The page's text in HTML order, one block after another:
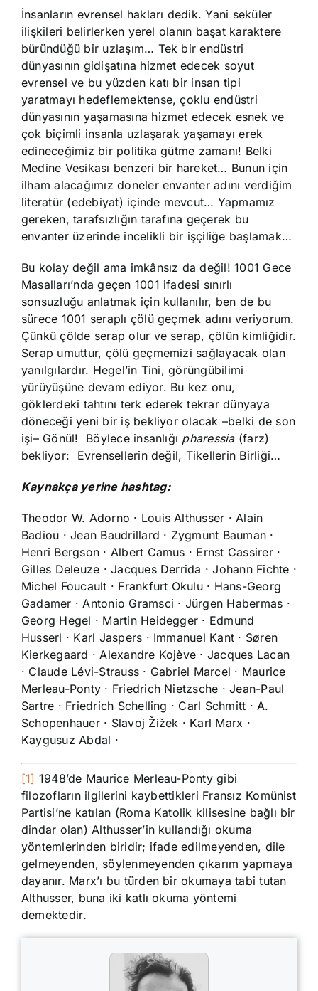
İnsanların evrensel hakları dedik. Yani seküler
ilişkileri belirlerken yerel olanın başat karaktere
büründüğü bir uzlaşım… Tek bir endüstri
dünyasının gidişatına hizmet edecek soyut
evrensel ve bu yüzden katı bir insan tipi
yaratmayı hedeflemektense, çoklu endüstri
dünyasının yaşamasına hizmet edecek esnek ve
çok biçimli insanla uzlaşarak yaşamayı erek
edineceğimiz bir politika gütme zamanı! Belki
Medine Vesikası benzeri bir hareket… Bunun için
ilham alacağımız doneler envanter adını verdiğim
literatür (edebiyat) içinde mevcut… Yapmamız
gereken, tarafsızlığın tarafına geçerek bu
envanter üzerinde incelikli bir işçiliğe başlamak…
Bu kolay değil ama imkânsız da değil! 1001 Gece
Masalları’nda geçen 1001 ifadesi sınırlı
sonsuzluğu anlatmak için kullanılır, ben de bu
sürece 1001 seraplı çölü geçmek adını veriyorum.
Çünkü çölde serap olur ve serap, çölün kimliğidir.
Serap umuttur, çölü geçmemizi sağlayacak olan
yanılgılardır. Hegel’in Tini, görüngübilimi
yürüyüşüne devam ediyor. Bu kez onu,
göklerdeki tahtını terk ederek tekrar dünyaya
döneceği yeni bir iş bekliyor olacak –belki de son
işi– Gönül! Böylece insanlığı pharessia(farz)
bekliyor: Evrensellerin değil, Tikellerin Birliği…
Kaynakça yerine hashtag:
Theodor W. Adorno · Louis Althusser · Alain
Badiou · Jean Baudrillard · Zygmunt Bauman ·
Henri Bergson · Albert Camus · Ernst Cassirer ·
Gilles Deleuze · Jacques Derrida · Johann Fichte ·
Michel Foucault · Frankfurt Okulu · Hans-Georg
Gadamer · Antonio Gramsci · Jürgen Habermas ·
Georg Hegel · Martin Heidegger · Edmund
Husserl · Karl Jaspers · Immanuel Kant · Søren
Kierkegaard · Alexandre Kojève · Jacques Lacan
· Claude Lévi-Strauss · Gabriel Marcel · Maurice
Merleau-Ponty · Friedrich Nietzsche · Jean-Paul
Sartre · Friedrich Schelling · Carl Schmitt · A.
Schopenhauer · Slavoj Žižek · Karl Marx ·
Kaygusuz Abdal ·
[1] 1948’de Maurice Merleau-Ponty gibi
filozofların ilgilerini kaybettikleri Fransız Komünist
Partisi’ne katılan (Roma Katolik kilisesine bağlı bir
dindar olan) Althusser’in kullandığı okuma
yöntemlerinden biridir; ifade edilmeyenden, dile
gelmeyenden, söylenmeyenden çıkarım yapmaya
dayanır. Marx’ı bu türden bir okumaya tabi tutan
Althusser, buna iki katlı okuma yöntemi
demektedir.